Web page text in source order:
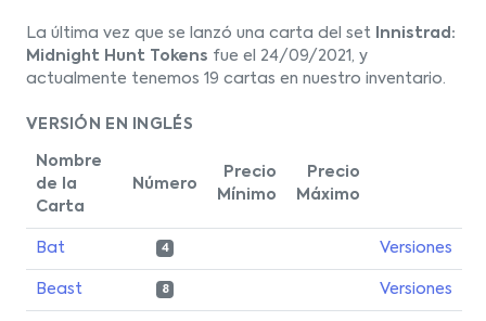
La última vez que se lanzó una carta del set
Innistrad:
Midnight Hunt Tokens fue el 24/09/2021, y
actualmente tenemos 19 cartas en nuestro inventario.
VERSIÓN EN INGLÉS
Nombre
de la
Carta
Número
Precio
Mínimo
Precio
Máximo
Bat 4 Versiones
Beast 8 Versiones